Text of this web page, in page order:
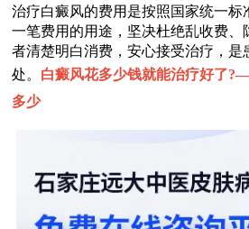
治疗白癜风的费用是按照国家统一标
一笔费用的用途，坚决杜绝乱收费、
者清楚明白消费，安心接受治疗，是
处。 白癜风花多少钱就能治疗好了
多少